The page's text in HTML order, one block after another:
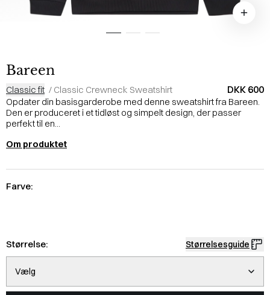
Bareen
Classic fit / Classic Crewneck Sweatshirt DKK 600
Opdater din basisgarderobe med denne sweatshirt fra Bareen.
Den er produceret i et tidløst og simpelt design, der passer
perfekt til en...
Om produktet
Farve:
Størrelse: Størrelsesguide
Vælg